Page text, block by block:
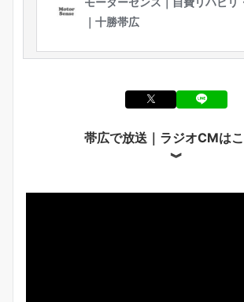
帯広で放送｜ラジオCMは
︾